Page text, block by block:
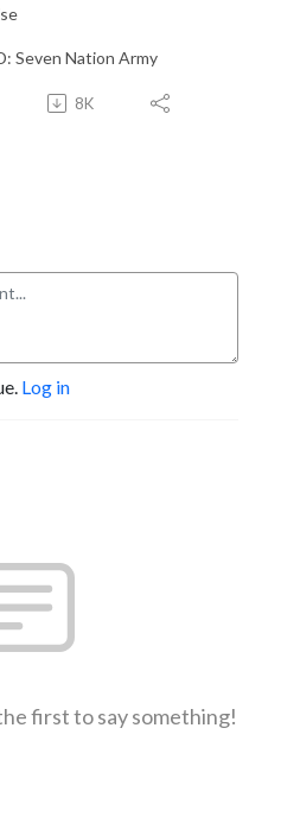
Seven Nation Army
8K
Log in
first to say something!